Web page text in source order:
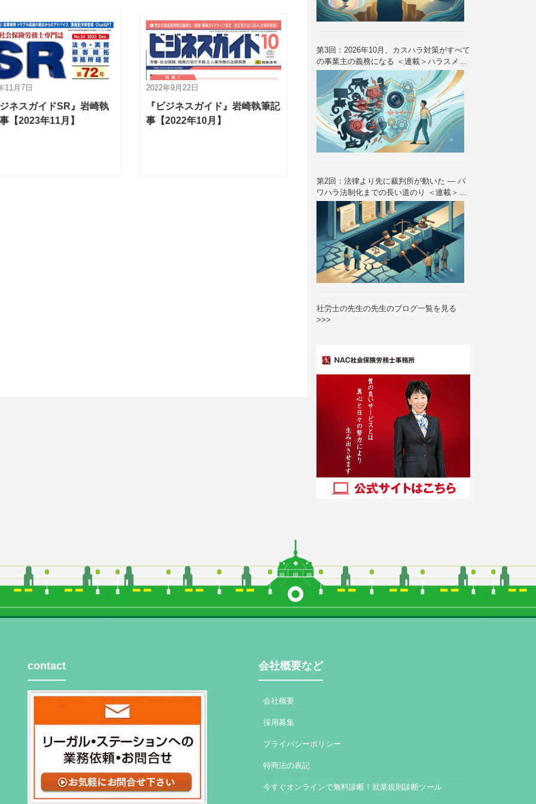
11月7日
ジネスガイドSR』岩崎執
【2023年11月】
2022年9月22日
『ビジネスガイド』岩崎執筆記
事【2022年10月】
第3回：2026年10月、カスハラ対策がすべて
の事業主の義務になる ＜連載＞ハラスメン
ト法制の歴史と未来 — 2026年10月大改正
を読み解く（全6回）
第2回：法律より先に裁判所が動いた — パ
ワハラ法制化までの長い道のり ＜連載＞ハ
ラスメント法制の歴史と未来 — 2026年10
月大改正を読み解く（全6回）
社労士の先生の先生のブログ一覧を見る
>>>
contact 会社概要など
会社概要
採用募集
プライバシーポリシー
特商法の表記
今すぐオンラインで無料診断！就業規則診断ツール